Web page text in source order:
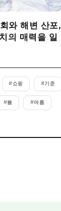
회와 해변 산포,
의 매력을 일
#쇼핑 #기준
#봄 #여름